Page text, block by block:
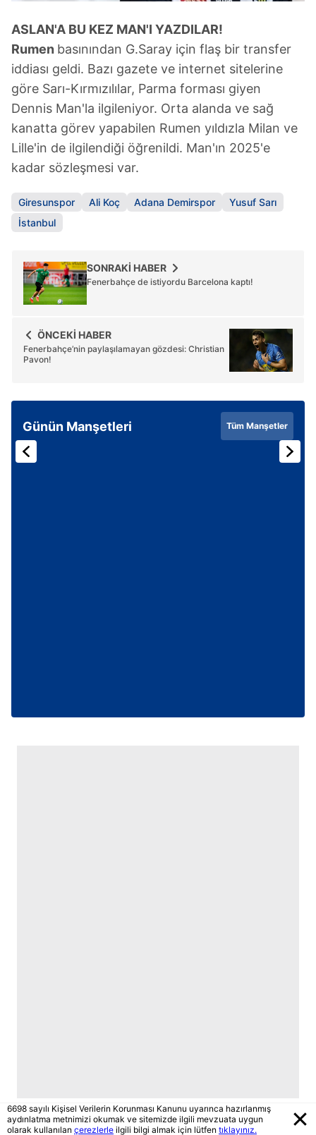
ASLAN'A BU KEZ MAN'I YAZDILAR!
Rumen basınından G.Saray için flaş bir transfer
iddiası geldi. Bazı gazete ve internet sitelerine
göre Sarı-Kırmızılılar, Parma forması giyen
Dennis Man'la ilgileniyor. Orta alanda ve sağ
kanatta görev yapabilen Rumen yıldızla Milan ve
Lille'in de ilgilendiği öğrenildi. Man'ın 2025'e
kadar sözleşmesi var.
Giresunspor Ali Koç Adana Demirspor
Yusuf Sarı
İstanbul
SONRAKİ HABER
Fenerbahçe de istiyordu Barcelona kaptı!
ÖNCEKİ HABER
Fenerbahçe’nin paylaşılamayan gözdesi: Christian
Pavon!
Günün Manşetleri Tüm Manşetler
6698 sayılı Kişisel Verilerin Korunması Kanunu uyarınca hazırlanmış
aydınlatma metnimizi okumak ve sitemizde ilgili mevzuata uygun
olarak kullanılan çerezlerle ilgili bilgi almak için lütfen tıklayınız.